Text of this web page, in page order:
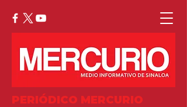
PERIÓDICO MERCURIO